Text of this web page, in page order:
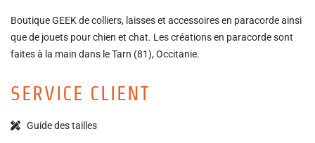
Boutique GEEK de colliers, laisses et accessoires en paracorde ainsi
que de jouets pour chien et chat. Les créations en paracorde sont
faites à la main dans le Tarn (81), Occitanie.
SERVICE CLIENT
Guide des tailles